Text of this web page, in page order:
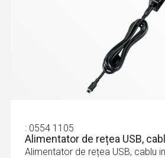
: 0554 1105
Alimentator de rețea USB,
Alimentator de rețea USB, cablu